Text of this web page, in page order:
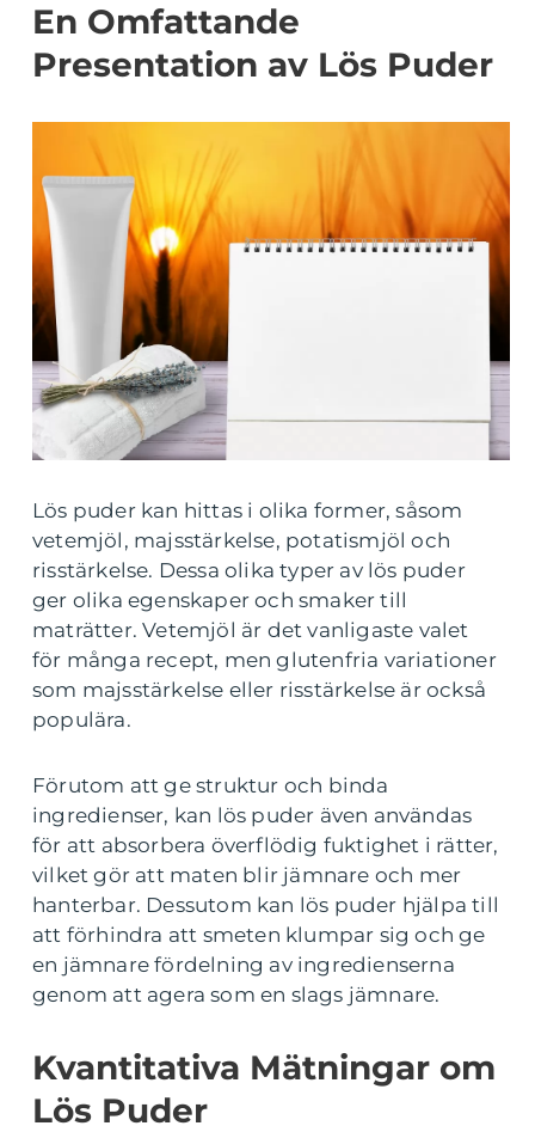
En Omfattande
Presentation av Lös Puder
Lös puder kan hittas i olika former, såsom
vetemjöl, majsstärkelse, potatismjöl och
risstärkelse. Dessa olika typer av lös puder
ger olika egenskaper och smaker till
maträtter. Vetemjöl är det vanligaste valet
för många recept, men glutenfria variationer
som majsstärkelse eller risstärkelse är också
populära.
Förutom att ge struktur och binda
ingredienser, kan lös puder även användas
för att absorbera överflödig fuktighet i rätter,
vilket gör att maten blir jämnare och mer
hanterbar. Dessutom kan lös puder hjälpa till
att förhindra att smeten klumpar sig och ge
en jämnare fördelning av ingredienserna
genom att agera som en slags jämnare.
Kvantitativa Mätningar om
Lös Puder